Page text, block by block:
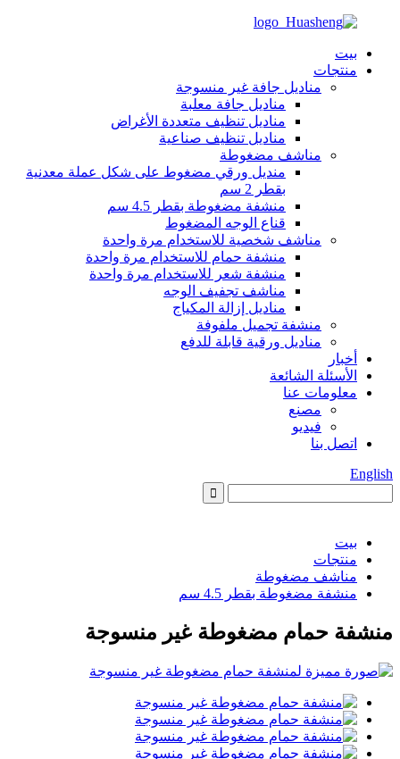
بيت
منتجات
مناديل جافة غير منسوجة
مناديل جافة معلبة
مناديل تنظيف متعددة الأغراض
مناديل تنظيف صناعية
مناشف مضغوطة
منديل ورقي مضغوط على شكل عملة معدنية
بقطر 2 سم
منشفة مضغوطة بقطر 4.5 سم
قناع الوجه المضغوط
مناشف شخصية للاستخدام مرة واحدة
منشفة حمام للاستخدام مرة واحدة
منشفة شعر للاستخدام مرة واحدة
مناشف تجفيف الوجه
مناديل إزالة المكياج
منشفة تجميل ملفوفة
مناديل ورقية قابلة للدفع
أخبار
الأسئلة الشائعة
معلومات عنا
مصنع
فيديو
اتصل بنا
English
بيت
منتجات
مناشف مضغوطة
منشفة مضغوطة بقطر 4.5 سم
منشفة حمام مضغوطة غير منسوجة